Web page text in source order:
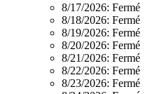
8/17/2026: Fermé
8/18/2026: Fermé
8/19/2026: Fermé
8/20/2026: Fermé
8/21/2026: Fermé
8/22/2026: Fermé
8/23/2026: Fermé